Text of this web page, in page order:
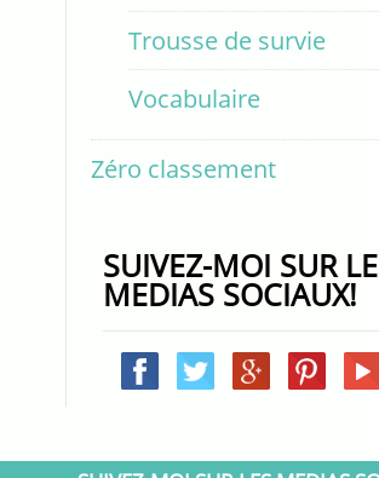
Trousse de survie
Vocabulaire
Zéro classement
SUIVEZ-MOI SUR
MEDIAS SOCIAUX!